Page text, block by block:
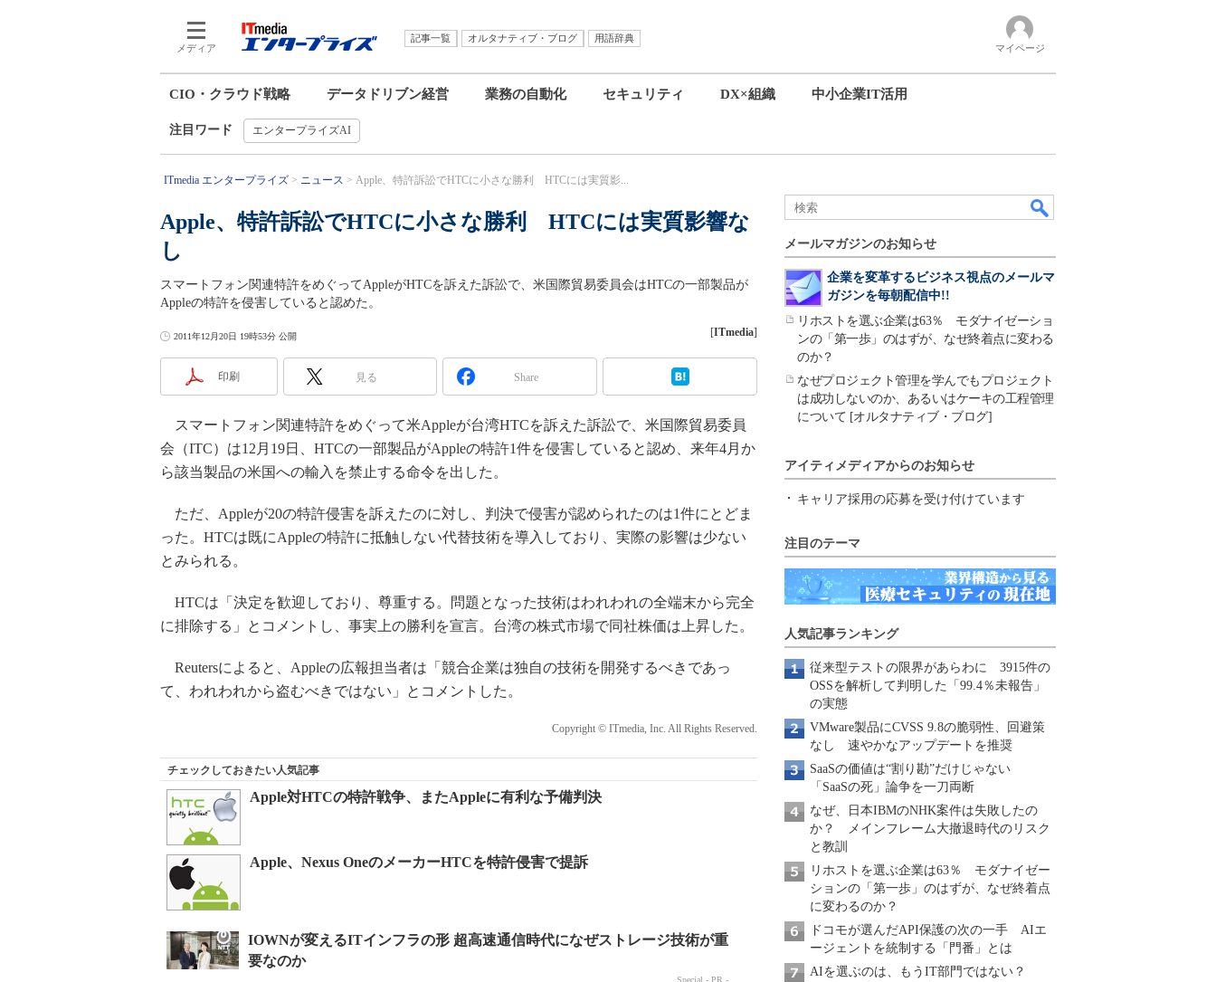
メディア
記事一覧 オルタナティブ・ブログ
用語辞典
マイページ
CIO・クラウド戦略 データドリブン経営 業務の自動化 セキュリティ DX×組織 中小企業IT活用
注目ワード エンタープライズAI
ITmedia エンタープライズ ニュース Apple、特許訴訟でHTCに小さな勝利 HTCには実質影...
Apple、特許訴訟でHTCに小さな勝利 HTCには実質影響な
し
スマートフォン関連特許をめぐってAppleがHTCを訴えた訴訟で、米国際貿易委員会はHTCの一部製品が
Appleの特許を侵害していると認めた。
2011年12月20日 19時53分 公開 [ITmedia]
印刷 見る Share
スマートフォン関連特許をめぐって米Appleが台湾HTCを訴えた訴訟で、米国際貿易委員
会（ITC）は12月19日、HTCの一部製品がAppleの特許1件を侵害していると認め、来年4月か
ら該当製品の米国への輸入を禁止する命令を出した。
ただ、Appleが20の特許侵害を訴えたのに対し、判決で侵害が認められたのは1件にとどま
った。HTCは既にAppleの特許に抵触しない代替技術を導入しており、実際の影響は少ない
とみられる。
HTCは「決定を歓迎しており、尊重する。問題となった技術はわれわれの全端末から完全
に排除する」とコメントし、事実上の勝利を宣言。台湾の株式市場で同社株価は上昇した。
Reutersによると、Appleの広報担当者は「競合企業は独自の技術を開発するべきであっ
て、われわれから盗むべきではない」とコメントした。
Copyright © ITmedia, Inc. All Rights Reserved.
チェックしておきたい人気記事
Apple対HTCの特許戦争、またAppleに有利な予備判決
Apple、Nexus OneのメーカーHTCを特許侵害で提訴
メールマガジンのお知らせ
企業を変革するビジネス視点のメールマ
ガジンを毎朝配信中!!
リホストを選ぶ企業は63％ モダナイゼーショ
ンの「第一歩」のはずが、なぜ終着点に変わる
のか？
なぜプロジェクト管理を学んでもプロジェクト
は成功しないのか、あるいはケーキの工程管理
について [オルタナティブ・ブログ]
アイティメディアからのお知らせ
キャリア採用の応募を受け付けています
注目のテーマ
人気記事ランキング
従来型テストの限界があらわに 3915件の
OSSを解析して判明した「99.4％未報告」
の実態
VMware製品にCVSS 9.8の脆弱性、回避策
なし 速やかなアップデートを推奨
SaaSの価値は“割り勘”だけじゃない
「SaaSの死」論争を一刀両断
なぜ、日本IBMのNHK案件は失敗したの
か？ メインフレーム大撤退時代のリスク
と教訓
リホストを選ぶ企業は63％ モダナイゼー
ションの「第一歩」のはずが、なぜ終着点
に変わるのか？
ドコモが選んだAPI保護の次の一手 AIエ
ージェントを統制する「門番」とは
AIを選ぶのは、もうIT部門ではない？